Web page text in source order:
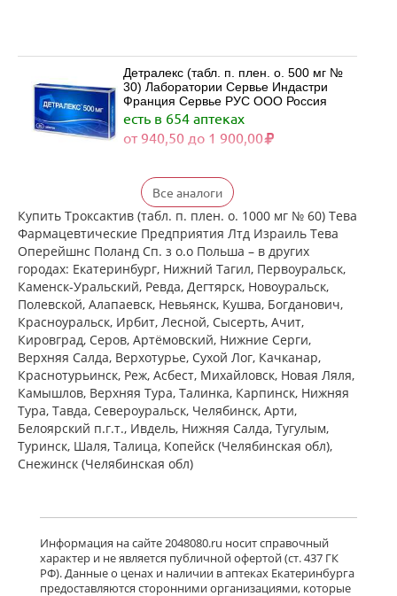
Детралекс (табл. п. плен. о. 500 мг №
30) Лаборатории Сервье Индастри
Франция Сервье РУС ООО Россия
есть в 654 аптеках
от 940,50 до 1 900,00
Детралекс (табл. п. плен. о. 500 мг №
60) Лаборатории Сервье Индастри
Франция Сервье РУС ООО Россия
есть в 529 аптеках
от 1 790,00 до 3 422,00
Венарус (табл. п. плен. о. 50 мг+450
мг № 30) Алиум АО (Московская
обл,.рп. Оболенск) Россия
есть в 455 аптеках
от 890,00 до 1 980,00
Венарус (табл. п. плен. о. 50 мг+450
мг № 60) Алиум АО (Московская
обл,.рп. Оболенск) Россия
есть в 424 аптеках
от 1 328,90 до 2 395,00
Детралекс (табл. п. плен. о. 1000 мг
№ 60) Лаборатории Сервье
Индастри Франция Сервье РУС ООО
Россия
есть в 668 аптеках
Все аналоги
Купить Троксактив (табл. п. плен. о. 1000 мг № 60) Тева
Фармацевтические Предприятия Лтд Израиль Тева
Оперейшнс Поланд Сп. з о.о Польша – в других
городах: Екатеринбург, Нижний Тагил, Первоуральск,
Каменск-Уральский, Ревда, Дегтярск, Новоуральск,
Полевской, Алапаевск, Невьянск, Кушва, Богданович,
Красноуральск, Ирбит, Лесной, Сысерть, Ачит,
Кировград, Серов, Артёмовский, Нижние Cерги,
Верхняя Салда, Верхотурье, Сухой Лог, Качканар,
Краснотурьинск, Реж, Асбест, Михайловск, Новая Ляля,
Камышлов, Верхняя Тура, Талинка, Карпинск, Нижняя
Тура, Тавда, Североуральск, Челябинск, Арти,
Белоярский п.г.т., Ивдель, Нижняя Салда, Тугулым,
Туринск, Шаля, Талица, Копейск (Челябинская обл),
Снежинск (Челябинская обл)
Информация на сайте 2048080.ru носит справочный
характер и не является публичной офертой (ст. 437 ГК
РФ). Данные о ценах и наличии в аптеках Екатеринбурга
предоставляются сторонними организациями, которые